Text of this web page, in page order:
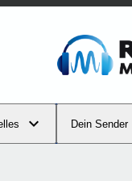
Dein Sender